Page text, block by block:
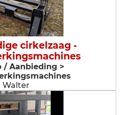
cirkelzaag -
/ Aanbieding >
Walter